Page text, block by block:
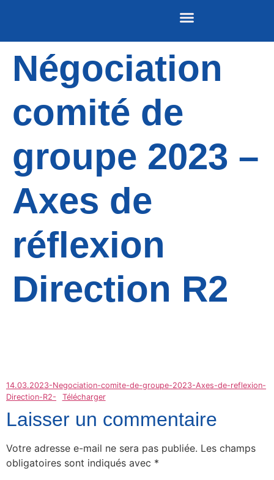
Négociation
comité de
groupe 2023 –
Axes de
réflexion
Direction R2
14.03.2023-Negociation-comite-de-groupe-2023-Axes-de-reflexion-
Direction-R2-
Télécharger
Laisser un commentaire
Votre adresse e-mail ne sera pas publiée. Les champs
obligatoires sont indiqués avec *